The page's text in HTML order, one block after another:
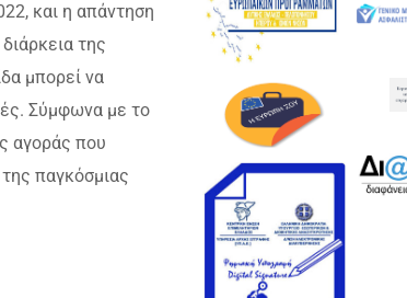
και η απάντηση
της
μπορεί να
Σύμφωνα με το
αγοράς που
παγκόσμιας